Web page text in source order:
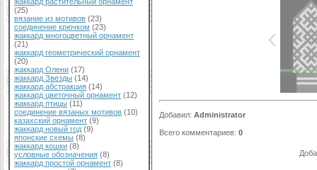
(25)
вязание из мотивов (23)
соединение крючком (23)
жаккард многоцветный орнамент
(21)
жаккард геометрический орнамент
(20)
жаккард Олени (17)
жаккард Звезды (14)
жаккард абстракция (14)
жаккард цветочный орнамент (12)
жаккард птицы (11)
соединение вязаных мотивов (10)
казахский орнамент (9)
жаккард новый год (9)
японские схемы (8)
жаккард кошки (8)
условные обозначения (8)
жаккард простой орнамент (8)
Добавил: Administrator
Всего комментариев: 0